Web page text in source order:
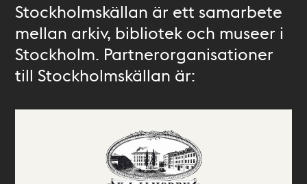
Stockholmskällan är ett samarbete
mellan arkiv, bibliotek och museer i
Stockholm. Partnerorganisationer
till Stockholmskällan är: